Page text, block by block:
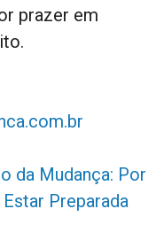
prazer em
da Mudança: Por
Preparada